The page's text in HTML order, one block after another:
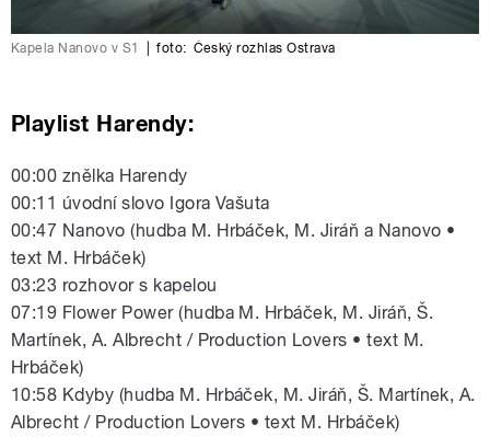
Kapela Nanovo v S1 foto: Český rozhlas Ostrava
Playlist Harendy:
00:00 znělka Harendy
00:11 úvodní slovo Igora Vašuta
00:47 Nanovo (hudba M. Hrbáček, M. Jiráň a Nanovo •
text M. Hrbáček)
03:23 rozhovor s kapelou
07:19 Flower Power (hudba M. Hrbáček, M. Jiráň, Š.
Martínek, A. Albrecht / Production Lovers • text M.
Hrbáček)
10:58 Kdyby (hudba M. Hrbáček, M. Jiráň, Š. Martínek, A.
Albrecht / Production Lovers • text M. Hrbáček)